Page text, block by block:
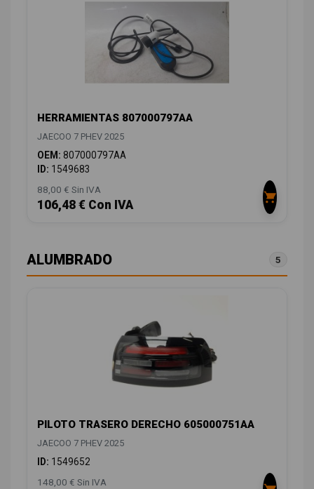
HERRAMIENTAS 807000797AA
JAECOO 7 PHEV 2025
OEM: 807000797AA
ID: 1549683
88,00 € Sin IVA
106,48 € Con IVA
ALUMBRADO 5
PILOTO TRASERO DERECHO 605000751AA
JAECOO 7 PHEV 2025
ID: 1549652
148,00 € Sin IVA